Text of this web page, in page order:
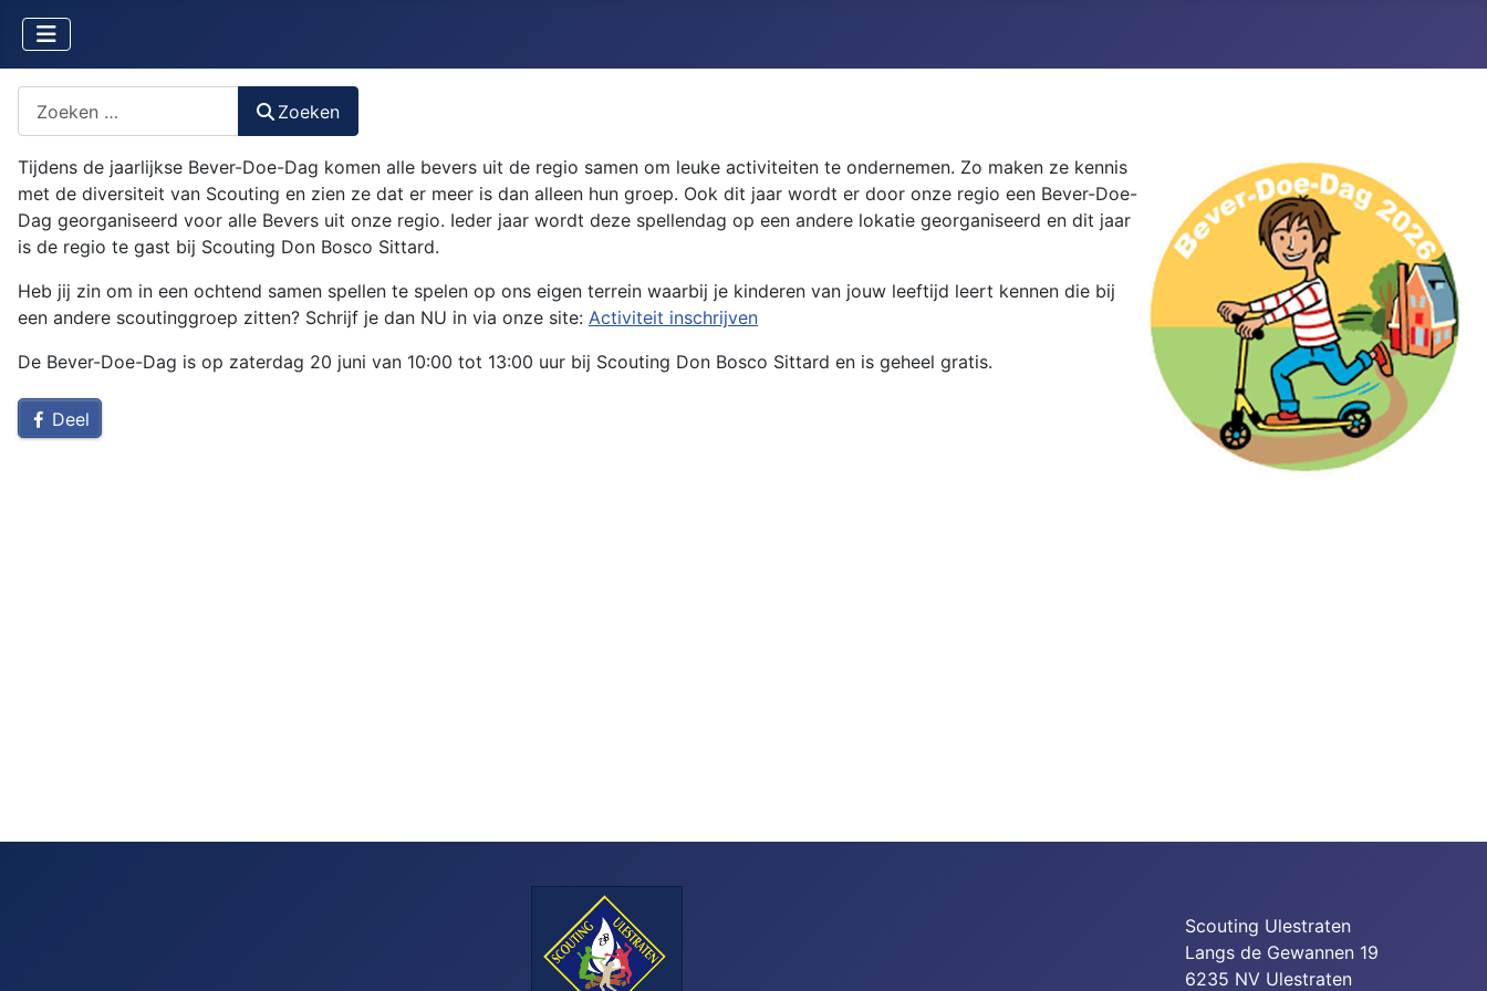
Zoeken
Tijdens de jaarlijkse Bever-Doe-Dag komen alle bevers uit de regio samen om leuke activiteiten te ondernemen. Zo maken ze kennis
met de diversiteit van Scouting en zien ze dat er meer is dan alleen hun groep. Ook dit jaar wordt er door onze regio een Bever-Doe-
Dag georganiseerd voor alle Bevers uit onze regio. Ieder jaar wordt deze spellendag op een andere lokatie georganiseerd en dit jaar
is de regio te gast bij Scouting Don Bosco Sittard.
Heb jij zin om in een ochtend samen spellen te spelen op ons eigen terrein waarbij je kinderen van jouw leeftijd leert kennen die bij
een andere scoutinggroep zitten? Schrijf je dan NU in via onze site: Activiteit inschrijven
De Bever-Doe-Dag is op zaterdag 20 juni van 10:00 tot 13:00 uur bij Scouting Don Bosco Sittard en is geheel gratis.
Deel
Scouting Ulestraten
Langs de Gewannen 19
6235 NV Ulestraten